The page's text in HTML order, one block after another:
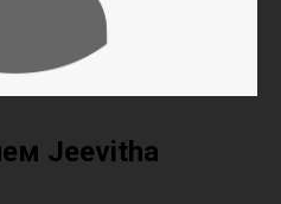
Jeevitha